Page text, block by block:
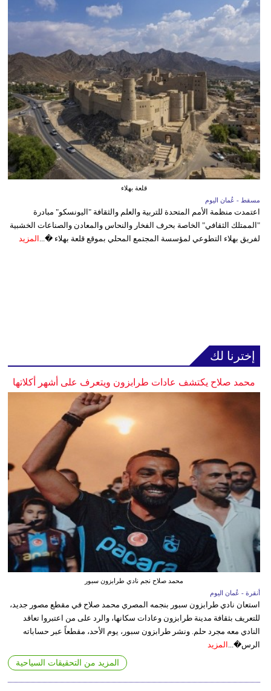
قلعة بهلاء
مسقط - عُمان اليوم
اعتمدت منظمة الأمم المتحدة للتربية والعلم والثقافة "اليونسكو" مبادرة
"الممتلك الثقافي" الخاصة بحرف الفخار والنحاس والمعادن والصناعات الخشبية
لفريق بهلاء التطوعي لمؤسسة المجتمع المحلي بموقع قلعة بهلاء �... المزيد
إخترنا لك
محمد صلاح يكتشف عادات طرابزون ويتعرف على أشهر أكلاتها
محمد صلاح نجم نادي طرابزون سبور
أنقرة - عُمان اليوم
استعان نادي طرابزون سبور بنجمه المصري محمد صلاح في مقطع مصور جديد،
للتعريف بثقافة مدينة طرابزون وعادات سكانها، والرد على من اعتبروا تعاقد
النادي معه مجرد حلم. ونشر طرابزون سبور، يوم الأحد، مقطعاً عبر حساباته
الرس�... المزيد
المزيد من التحقيقات السياحية